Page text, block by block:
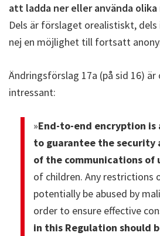
att ladda ner eller använda
Dels är förslaget orealistiskt,
nej en möjlighet till fortsatt
Ändringsförslag 17a (på sid 16)
intressant:
»End-to-end encryption
to guarantee the
of the communications of
of children. Any restrictions
potentially be abused by
order to ensure effective
in this Regulation should